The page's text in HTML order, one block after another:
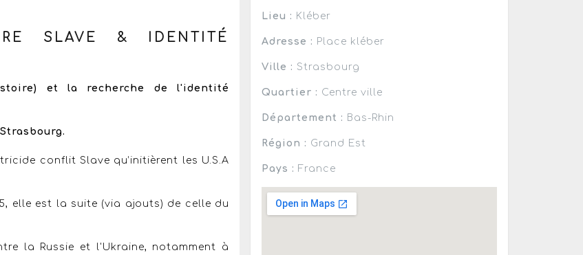
SLAVE & IDENTITÉ
et la recherche de l'identité
conflit Slave qu’initièrent les U.S.A
elle est la suite (via ajouts) de celle du
la Russie et l'Ukraine, notamment à
Lieu : Kléber
Adresse : Place kléber
Ville : Strasbourg
Quartier : Centre ville
Département : Bas-Rhin
Région : Grand Est
Pays : France